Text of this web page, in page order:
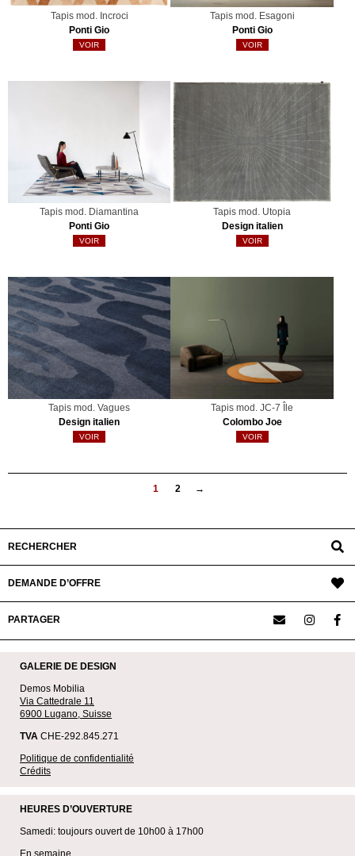
Tapis mod. Incroci
Ponti Gio
VOIR
Tapis mod. Esagoni
Ponti Gio
VOIR
Tapis mod. Diamantina
Ponti Gio
VOIR
Tapis mod. Utopia
Design italien
VOIR
Tapis mod. Vagues
Design italien
VOIR
Tapis mod. JC-7 Île
Colombo Joe
VOIR
1 2 →
RECHERCHER
DEMANDE D’OFFRE
PARTAGER
GALERIE DE DESIGN
Demos Mobilia
Via Cattedrale 11
6900 Lugano, Suisse
TVA CHE-292.845.271
Politique de confidentialité
Crédits
HEURES D’OUVERTURE
Samedi: toujours ouvert de 10h00 à 17h00
En semaine,